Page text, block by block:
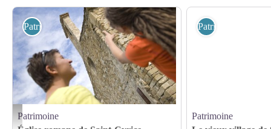
Visites de l'Eglise de Saint-Cyrice - Eric Burlet
Patrimoine
Patrimoine
Patrimoine
Patrimoine